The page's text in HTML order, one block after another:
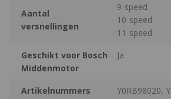
Aantal
versnellingen
9-speed
10-speed
11-speed
Geschikt voor Bosch
Middenmotor
Ja
Artikelnummers Y0RB98020,